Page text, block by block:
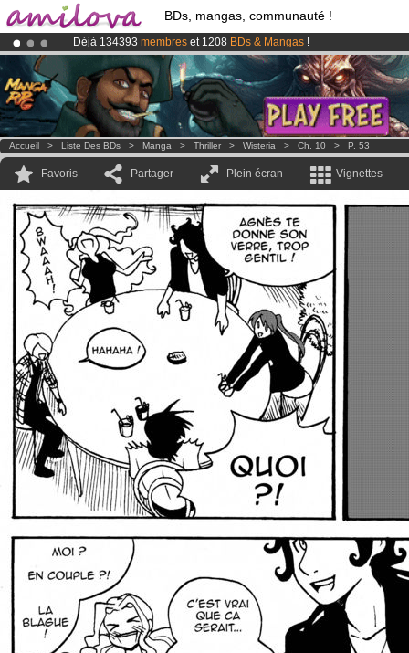
BDs, mangas, communauté !
Déjà 134393 membres et 1208 BDs & Mangas !
Abonnement premium: à partir de3.95 eurospar mois !Clique ici
LeKickstarter Amilova est désormais lancé
Accueil > Liste Des BDs > Manga > Thriller > Wisteria > Ch. 10 > P. 53
Favoris Partager Plein écran Vignettes